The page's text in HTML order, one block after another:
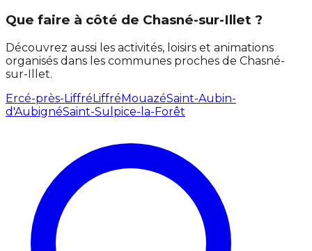
Que faire à côté de Chasné-sur-Illet ?
Découvrez aussi les activités, loisirs et animations
organisés dans les communes proches de Chasné-
sur-Illet.
Ercé-près-LiffréLiffréMouazéSaint-Aubin-
d'AubignéSaint-Sulpice-la-Forêt